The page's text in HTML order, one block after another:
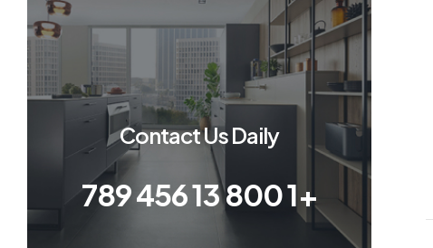
Contact Us Daily
+1 800 13 456 789